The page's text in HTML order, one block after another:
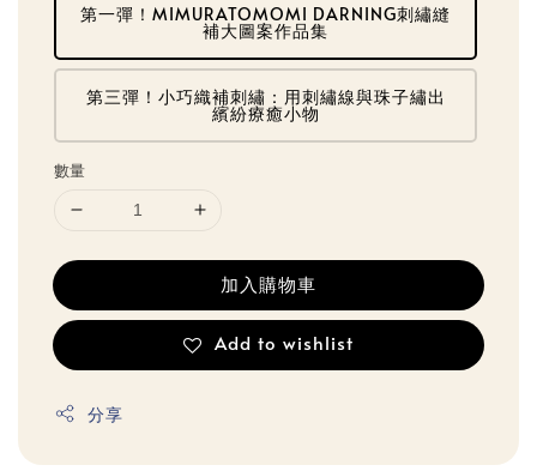
第一彈！MIMURATOMOMI DARNING刺繡縫
補大圖案作品集
第三彈！小巧織補刺繡：用刺繡線與珠子繡出
繽紛療癒小物
數量
加入購物車
Add to wishlist
分享